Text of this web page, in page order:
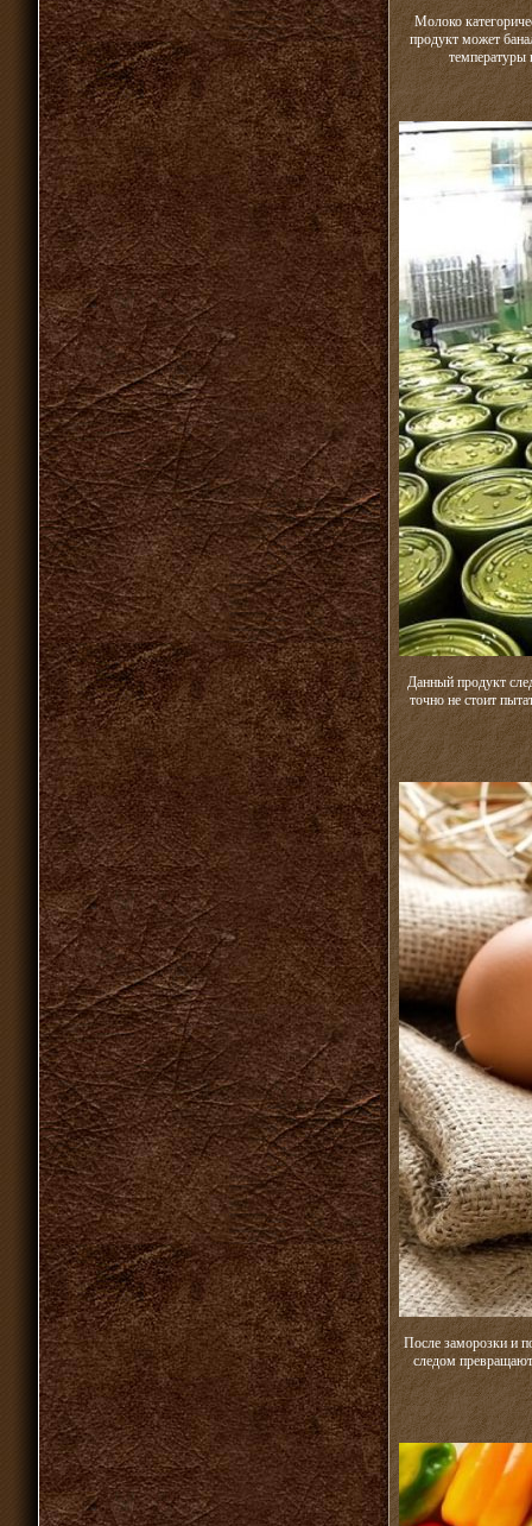
Молоко
продукт может
температуры
Данный продукт
точно не стоит
После заморозки и
следом